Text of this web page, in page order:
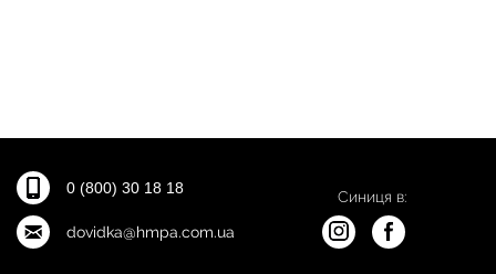
0 (800) 30 18 18
dovidka@hmpa.com.ua
Синиця в: